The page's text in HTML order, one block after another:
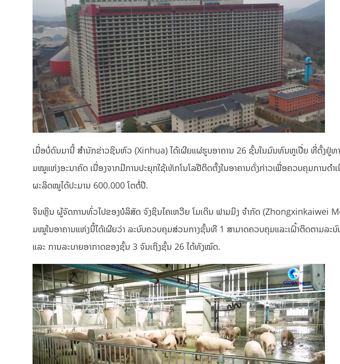
ເມື່ອບໍ່ດົນມານີ້ ສຳນັກຂ່າວຊິນຫົວ (Xinhua) ໄດ້ເຜີຍແຜ່ຮູບອາຄານ 26 ຊັ້ນໃນມົນທົນຫູເປີ່ຍ ທີ່ຕັ້ງຢູ່ທາ
ມໝູແຫ່ງອະນາຄົດ ເນື່ອງຈາກມີການປະຍຸກໃຊ້ເທັກໂນໂລຢີຕິດຕັ້ງໃນອາຄານດັ່ງກ່າວເພື່ອຄວບຄຸມການດໍາ
ຜະລິດໝູໄດ້ປະມານ 600.000 ໂຕຕໍ່ປີ.
ຈິນຫຼິນ ຜູ້ຈັດການທົ່ວໄປຂອງບໍລິສັດ ຈົງຊິນໄຄເຫວີຍ ໂມເດິນ ຟາມມິງ ຈໍາກັດ (Zhongxinkaiwei
ມໝູໃນອາຄານແຫ່ງນີ້ໄດ້ເຜີຍວ່າ ລະບົບຄວບຄຸມສ່ວນກາງຊັ້ນທີ 1 ສາມາດຄວບຄຸມແລະເຝົ້າຕິດຕາມລະບົ
ແລະ ການລະບາຍອາກາດຂອງຊັ້ນ 3 ຈົນເຖິງຊັ້ນ 26 ໄດ້ທັງໝົດ.